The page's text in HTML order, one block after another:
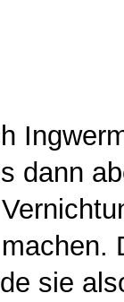
dann
sie